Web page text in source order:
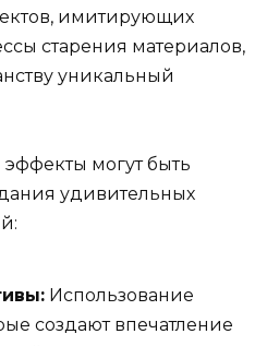
имитирующих
старения материалов,
уникальный
эффекты могут быть
удивительных
Использование
создают впечатление